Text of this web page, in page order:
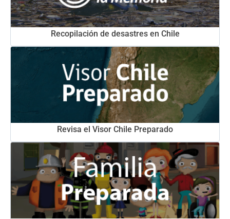
Recopilación de desastres en Chile
Revisa el Visor Chile Preparado